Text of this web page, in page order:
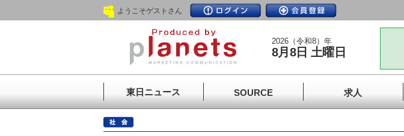
ようこそゲストさん
2026（令和8）年
8月8日 土曜日
東日ニュース SOURCE 求人